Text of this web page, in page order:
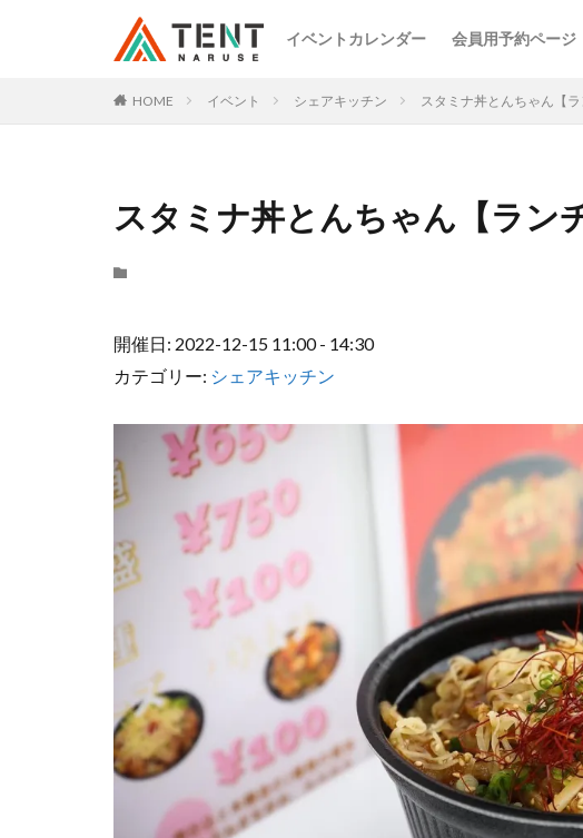
イベントカレンダー 会員用予約ページ
HOME イベント シェアキッチン スタミナ丼とんちゃん【ラ
スタミナ丼とんちゃん【ラン
開催日: 2022-12-15 11:00 - 14:30
カテゴリー: シェアキッチン